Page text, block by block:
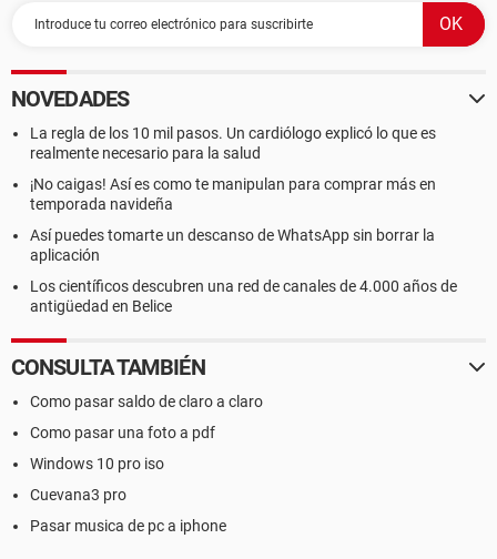
NOVEDADES
La regla de los 10 mil pasos. Un cardiólogo explicó lo que es
realmente necesario para la salud
¡No caigas! Así es como te manipulan para comprar más en
temporada navideña
Así puedes tomarte un descanso de WhatsApp sin borrar la
aplicación
Los científicos descubren una red de canales de 4.000 años de
antigüedad en Belice
CONSULTA TAMBIÉN
Como pasar saldo de claro a claro
Como pasar una foto a pdf
Windows 10 pro iso
Cuevana3 pro
Pasar musica de pc a iphone